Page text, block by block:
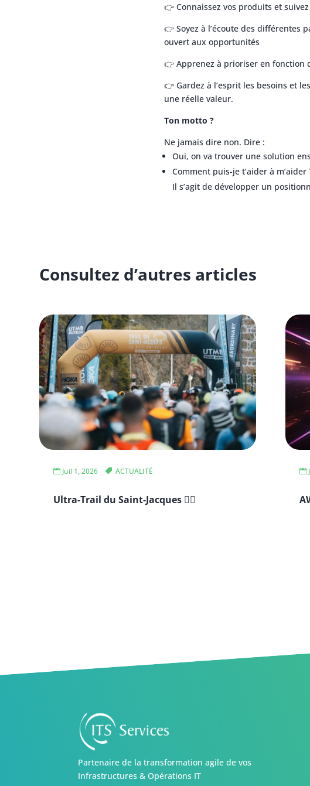
👉 Connaissez vos produits et
👉 Soyez à l’écoute des différentes
ouvert aux opportunités
👉 Apprenez à prioriser en fonction
👉 Gardez à l’esprit les besoins et
une réelle valeur.
Ton motto ?
Ne jamais dire non. Dire :
Oui, on va trouver une solution
Comment puis-je t’aider à m’aider
Il s’agit de développer un
Consultez d’autres articles
Ultra-Trail du Saint-Jacques 🏃‍♂️
Juil 1, 2026 ACTUALITÉ
Partenaire de la transformation agile de vos
Infrastructures & Opérations IT